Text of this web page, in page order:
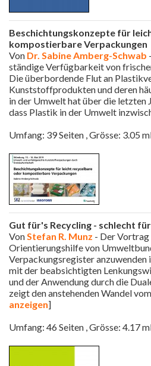
Beschichtungskonzepte für
kompostierbare Verpackungen
Von Dr. Sabine Amberg-Schwab
ständige Verfügbarkeit von
Die überbordende Flut an
Kunststoffprodukten und deren
in der Umwelt hat über die letzten
dass Plastik in der Umwelt
Umfang: 39 Seiten , Grösse: 3.05
Gut für's Recycling - schlecht
VonStefan R. Munz - Der
Orientierungshilfe von
Verpackungsregister
mit der beabsichtigten
und der Anwendung durch die
zeigt den anstehenden Wandel
anzeigen]
Umfang: 46 Seiten , Grösse: 4.17